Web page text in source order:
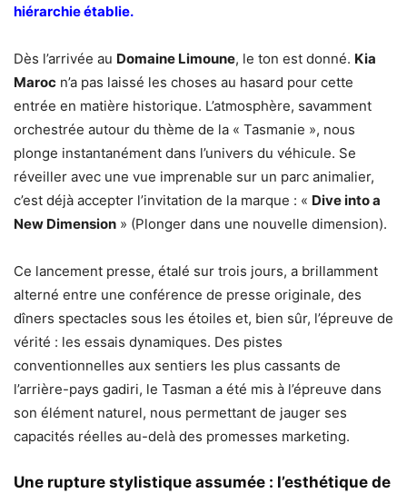
hiérarchie établie.
Dès l’arrivée au Domaine Limoune, le ton est donné. Kia
Maroc n’a pas laissé les choses au hasard pour cette
entrée en matière historique. L’atmosphère, savamment
orchestrée autour du thème de la « Tasmanie », nous
plonge instantanément dans l’univers du véhicule. Se
réveiller avec une vue imprenable sur un parc animalier,
c’est déjà accepter l’invitation de la marque : « Dive into a
New Dimension » (Plonger dans une nouvelle dimension).
Ce lancement presse, étalé sur trois jours, a brillamment
alterné entre une conférence de presse originale, des
dîners spectacles sous les étoiles et, bien sûr, l’épreuve de
vérité : les essais dynamiques. Des pistes
conventionnelles aux sentiers les plus cassants de
l’arrière-pays gadiri, le Tasman a été mis à l’épreuve dans
son élément naturel, nous permettant de jauger ses
capacités réelles au-delà des promesses marketing.
Une rupture stylistique assumée : l’esthétique de